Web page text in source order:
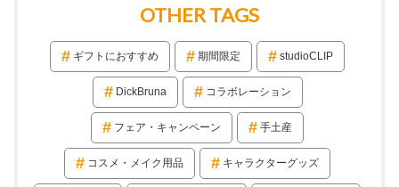
OTHER TAGS
ギフトにおすすめ 期間限定 studioCLIP
DickBruna コラボレーション
フェア・キャンペーン 手土産
コスメ・メイク用品 キャラクターグッズ